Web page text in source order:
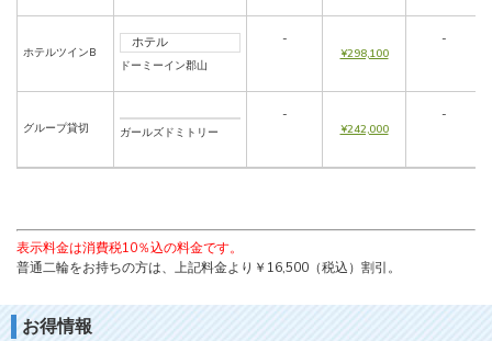
ホテルツインB
ホテル
ドーミーイン郡山
-
¥298,100
-
グループ貸切 ガールズドミトリー
-
¥242,000
-
表示料金は消費税10％込の料金です。
普通二輪をお持ちの方は、上記料金より￥16,500（税込）割引。
お得情報